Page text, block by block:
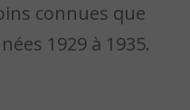
connues que
1929 à 1935.